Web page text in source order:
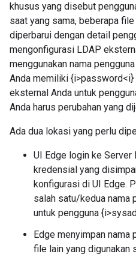
khusus yang disebut
saat yang sama, beberapa
diperbarui dengan detail
mengonfigurasi LDAP
menggunakan nama
Anda memiliki
eksternal Anda untuk
Anda harus perubahan yang
Ada dua lokasi yang perlu
UI Edge login ke Server
kredensial yang
konfigurasi di UI Edge.
salah satu/kedua nama
untuk pengguna
Edge menyimpan nama
file lain yang digunakan